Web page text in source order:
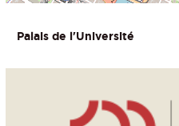
Palais de l'Université